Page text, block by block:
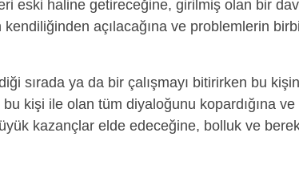
eski haline getireceğine, girilmiş olan bir
kendiliğinden açılacağına ve problemlerin
sırada ya da bir çalışmayı bitirirken bu
kişi ile olan tüm diyaloğunu kopardığına ve
kazançlar elde edeceğine, bolluk ve